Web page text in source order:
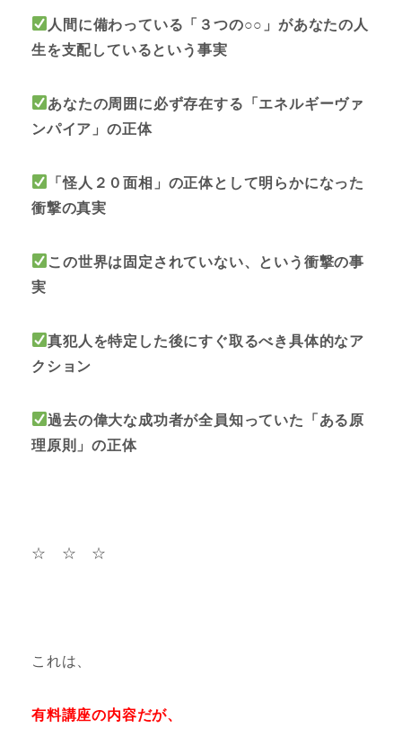
人間に備わっている「３つの○○」があなたの人
生を支配しているという事実
あなたの周囲に必ず存在する「エネルギーヴァ
ンパイア」の正体
「怪人２０面相」の正体として明らかになった
衝撃の真実
この世界は固定されていない、という衝撃の事
実
真犯人を特定した後にすぐ取るべき具体的なア
クション
過去の偉大な成功者が全員知っていた「ある原
理原則」の正体
☆ ☆ ☆
これは、
有料講座の内容だが、